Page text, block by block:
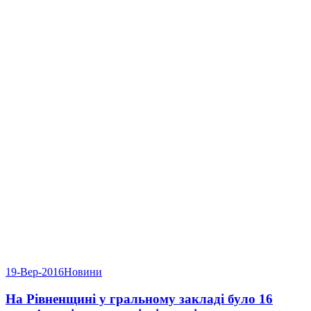
19-Вер-2016Новини
На Рівненщині у гральному закладі було 16